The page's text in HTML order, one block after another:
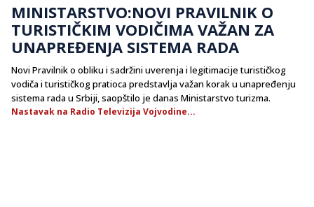
MINISTARSTVO:NOVI PRAVILNIK O
TURISTIČKIM VODIČIMA VAŽAN ZA
UNAPREĐENJA SISTEMA RADA
Novi Pravilnik o obliku i sadržini uverenja i legitimacije turističkog
vodiča i turističkog pratioca predstavlja važan korak u unapređenju
sistema rada u Srbiji, saopštilo je danas Ministarstvo turizma.
Nastavak na Radio Televizija Vojvodine...